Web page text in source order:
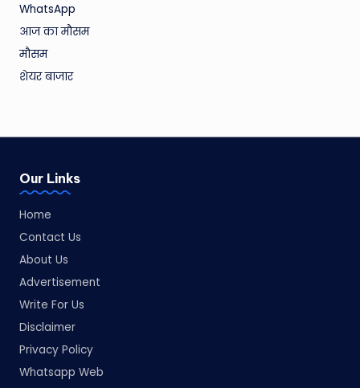
WhatsApp
आज का मौसम
मौसम
शेयर बाजार
Our Links
Home
Contact Us
About Us
Advertisement
Write For Us
Disclaimer
Privacy Policy
Whatsapp Web